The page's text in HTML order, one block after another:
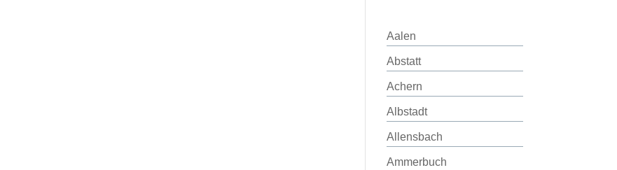
Aalen
Abstatt
Achern
Albstadt
Allensbach
Ammerbuch